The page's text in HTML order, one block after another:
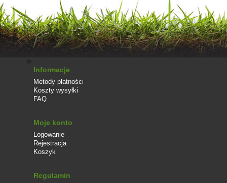
Informacje
Metody płatności
Koszty wysyłki
FAQ
Moje konto
Logowanie
Rejestracja
Koszyk
Regulamin